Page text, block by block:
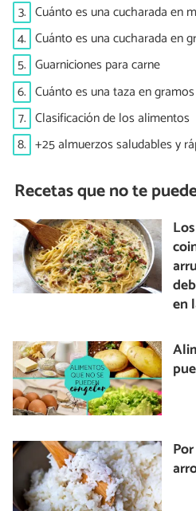
3. Cuánto es una cucharada en
4. Cuánto es una cucharada en
5. Guarniciones para carne
6. Cuánto es una taza en gramos
7. Clasificación de los alimentos
8. +25 almuerzos saludables y
Recetas que no te
en